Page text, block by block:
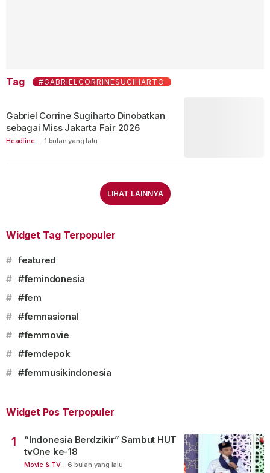
Tag #GABRIELCORRINESUGIHARTO
Headline - 1 bulan yang lalu
Gabriel Corrine Sugiharto Dinobatkan
sebagai Miss Jakarta Fair 2026
LIHAT LAINNYA
Widget Tag Terpopuler
# featured
# #femindonesia
# #fem
# #femnasional
# #femmovie
# #femdepok
# #femmusikindonesia
Widget Pos Terpopuler
1
“Indonesia Berdzikir” Sambut HUT
tvOne ke-18
Movie & TV - 6 bulan yang lalu